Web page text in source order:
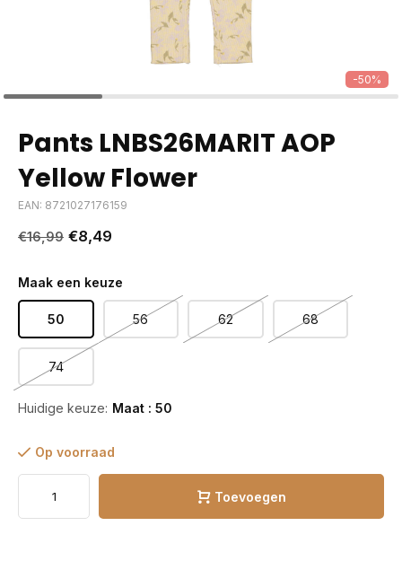
-50%
Pants LNBS26MARIT AOP
Yellow Flower
EAN: 8721027176159
€16,99 €8,49
Maak een keuze
50 56 62 68
74
Huidige keuze: Maat : 50
Op voorraad
Toevoegen